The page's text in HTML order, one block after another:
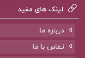
کتاب پیشنهادی
لینک های مفید
درباره ما
تماس با ما